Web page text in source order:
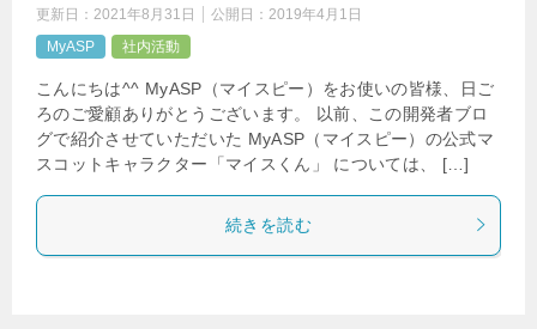
更新日： 2021年8月31日 公開日： 2019年4月1日
MyASP
社内活動
こんにちは^^ MyASP（マイスピー）をお使いの皆様、日ご
ろのご愛顧ありがとうございます。 以前、この開発者ブロ
グで紹介させていただいた MyASP（マイスピー）の公式マ
スコットキャラクター「マイスくん」 については、 […]
続きを読む